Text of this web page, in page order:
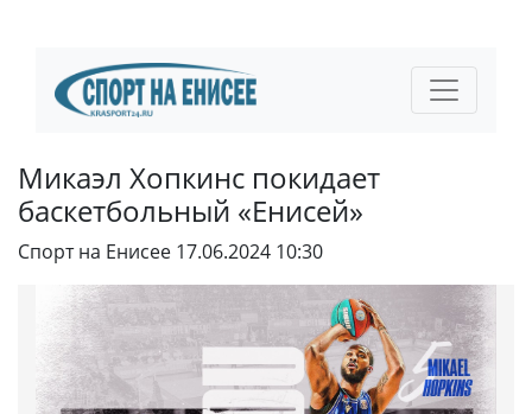
Микаэл Хопкинс покидает
баскетбольный «Енисей»
Спорт на Енисее 17.06.2024 10:30